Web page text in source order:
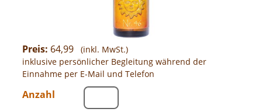
Preis: 64,99
(inkl. MwSt.)
inklusive persönlicher Begleitung während der
Einnahme per E-Mail und Telefon
Anzahl